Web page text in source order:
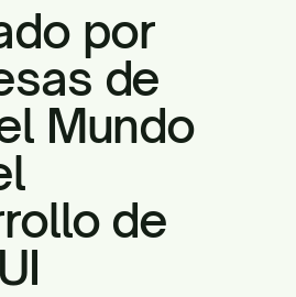
por
de
Mundo
de